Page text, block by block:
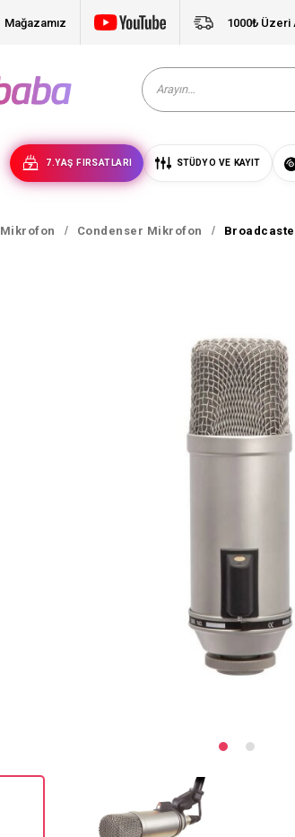
Mağazamız 1000₺
7.YAŞ FIRSATLARI STÜDYO VE KAYIT
Mikrofon Condenser Mikrofon